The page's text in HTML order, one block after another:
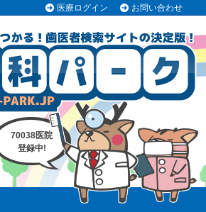
医療ログイン お問い合わせ
70038医院
登録中!